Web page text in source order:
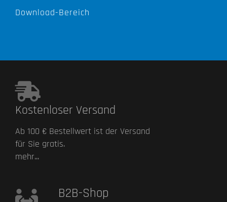
Download-Bereich
Kostenloser Versand
Ab 100 € Bestellwert ist der Versand
für Sie gratis.
mehr...
B2B-Shop